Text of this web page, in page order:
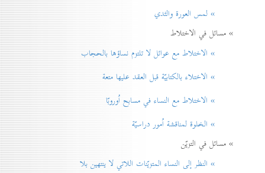
» لمس العورة والثدي
» مسائل في الاختلاط
» الاختلاط مع عوائل لا تلتزم نساؤها بالحجاب
» الاختلاء بالكتابيّة قبل العقد عليها متعة
» الاختلاط مع النساء في مسابح اُوروبّا
» الخلوة لمناقشة اُمور دراسيّة
» مسائل في التزيّن
» النظر إلی النساء المتزيّنات اللاتي لا ينتهين بلا